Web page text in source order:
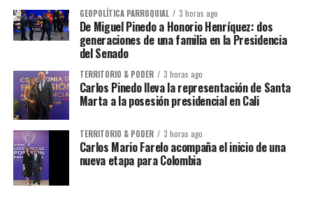
GEOPOLÍTICA PARROQUIAL 3 horas ago
De Miguel Pinedo a Honorio Henríquez: dos
generaciones de una familia en la Presidencia
del Senado
TERRITORIO & PODER 3 horas ago
Carlos Pinedo lleva la representación de Santa
Marta a la posesión presidencial en Cali
TERRITORIO & PODER 3 horas ago
Carlos Mario Farelo acompaña el inicio de una
nueva etapa para Colombia